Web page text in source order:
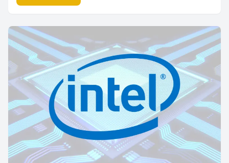
çıkarmış oldukları model de hem kullanıcıları memnun
cihazlarına entegre etmeye çalışıyor. […]